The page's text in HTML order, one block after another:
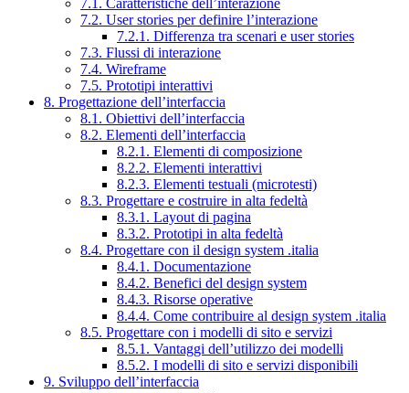
7.1. Caratteristiche dell’interazione
7.2. User stories per definire l’interazione
7.2.1. Differenza tra scenari e user stories
7.3. Flussi di interazione
7.4. Wireframe
7.5. Prototipi interattivi
8. Progettazione dell’interfaccia
8.1. Obiettivi dell’interfaccia
8.2. Elementi dell’interfaccia
8.2.1. Elementi di composizione
8.2.2. Elementi interattivi
8.2.3. Elementi testuali (microtesti)
8.3. Progettare e costruire in alta fedeltà
8.3.1. Layout di pagina
8.3.2. Prototipi in alta fedeltà
8.4. Progettare con il design system .italia
8.4.1. Documentazione
8.4.2. Benefici del design system
8.4.3. Risorse operative
8.4.4. Come contribuire al design system .italia
8.5. Progettare con i modelli di sito e servizi
8.5.1. Vantaggi dell’utilizzo dei modelli
8.5.2. I modelli di sito e servizi disponibili
9. Sviluppo dell’interfaccia